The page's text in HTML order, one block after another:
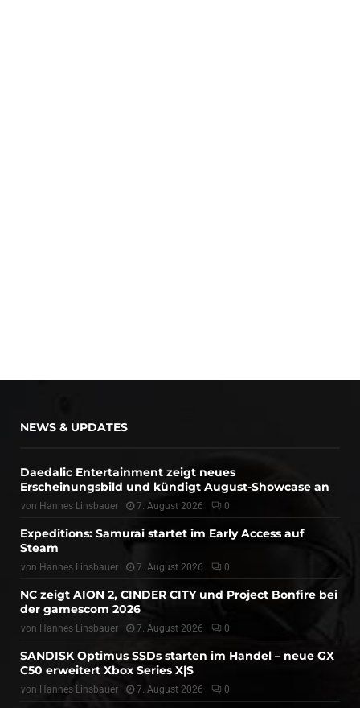
NEWS & UPDATES
Daedalic Entertainment zeigt neues
Erscheinungsbild und kündigt August-Showcase an
von Hannes Linsbauer 7. August 2026 0
Expeditions: Samurai startet im Early Access auf
Steam
von Hannes Linsbauer 7. August 2026 0
NC zeigt AION 2, CINDER CITY und Project Bonfire bei
der gamescom 2026
von Hannes Linsbauer 7. August 2026 0
SANDISK Optimus SSDs starten im Handel – neue GX
C50 erweitert Xbox Series X|S
von Hannes Linsbauer 7. August 2026 0